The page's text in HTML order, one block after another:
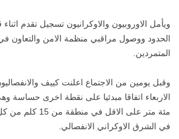
ويأمل الاوروبيون والاوكرانيون تسجيل تقدم
الحدود ووصول مراقبي منظمة الامن والتعاون
المتمردين.
وقبل يومين من الاجتماع اعلنت كييف
الاربعاء اتفاقا مبدئيا على نقطة اخرى
مئة متر على الاقل
في الشرق الاوكراني الانفصالي.